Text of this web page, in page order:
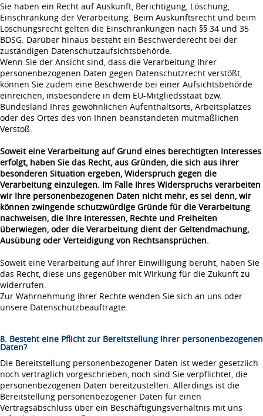
Sie haben ein Recht auf Auskunft, Berichtigung, Löschung,
Einschränkung der Verarbeitung. Beim Auskunftsrecht und beim
Löschungsrecht gelten die Einschränkungen nach §§ 34 und 35
BDSG. Darüber hinaus besteht ein Beschwerderecht bei der
zuständigen Datenschutzaufsichtsbehörde.
Wenn Sie der Ansicht sind, dass die Verarbeitung Ihrer
personenbezogenen Daten gegen Datenschutzrecht verstößt,
können Sie zudem eine Beschwerde bei einer Aufsichtsbehörde
einreichen, insbesondere in dem EU-Mitgliedsstaat bzw.
Bundesland Ihres gewöhnlichen Aufenthaltsorts, Arbeitsplatzes
oder des Ortes des von Ihnen beanstandeten mutmaßlichen
Verstoß.
Soweit eine Verarbeitung auf Grund eines berechtigten Interesses
erfolgt, haben Sie das Recht, aus Gründen, die sich aus ihrer
besonderen Situation ergeben, Widerspruch gegen die
Verarbeitung einzulegen. Im Falle Ihres Widerspruchs verarbeiten
wir Ihre personenbezogenen Daten nicht mehr, es sei denn, wir
können zwingende schutzwürdige Gründe für die Verarbeitung
nachweisen, die Ihre Interessen, Rechte und Freiheiten
überwiegen, oder die Verarbeitung dient der Geltendmachung,
Ausübung oder Verteidigung von Rechtsansprüchen.
Soweit eine Verarbeitung auf Ihrer Einwilligung beruht, haben Sie
das Recht, diese uns gegenüber mit Wirkung für die Zukunft zu
widerrufen.
Zur Wahrnehmung Ihrer Rechte wenden Sie sich an uns oder
unsere Datenschutzbeauftragte.
8. Besteht eine Pflicht zur Bereitstellung Ihrer personenbezogenen
Daten?
Die Bereitstellung personenbezogener Daten ist weder gesetzlich
noch vertraglich vorgeschrieben, noch sind Sie verpflichtet, die
personenbezogenen Daten bereitzustellen. Allerdings ist die
Bereitstellung personenbezogener Daten für einen
Vertragsabschluss über ein Beschäftigungsverhältnis mit uns